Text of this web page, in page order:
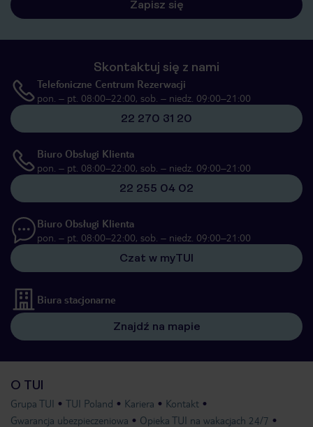
Zapisz się
Skontaktuj się z nami
Telefoniczne Centrum Rezerwacji
pon. – pt. 08:00–22:00, sob. – niedz. 09:00–21:00
22 270 31 20
Biuro Obsługi Klienta
pon. – pt. 08:00–22:00, sob. – niedz. 09:00–21:00
22 255 04 02
Biuro Obsługi Klienta
pon. – pt. 08:00–22:00, sob. – niedz. 09:00–21:00
Czat w myTUI
Biura stacjonarne
Znajdź na mapie
O TUI
Grupa TUI TUI Poland Kariera
Kontakt
Gwarancja ubezpieczeniowa
Opieka TUI na wakacjach 24/7